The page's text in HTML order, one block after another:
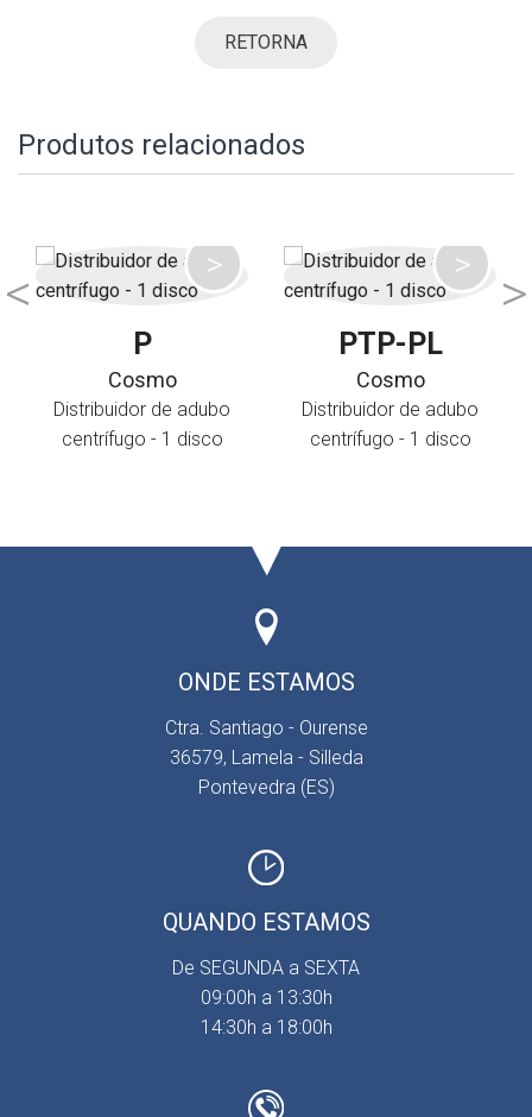
RETORNA
Produtos relacionados
P
Cosmo
Distribuidor de adubo
centrífugo - 1 disco
PTP-PL
Cosmo
Distribuidor de adubo
centrífugo - 1 disco
ONDE ESTAMOS
Ctra. Santiago - Ourense
36579, Lamela - Silleda
Pontevedra (ES)
QUANDO ESTAMOS
De SEGUNDA a SEXTA
09:00h a 13:30h
14:30h a 18:00h